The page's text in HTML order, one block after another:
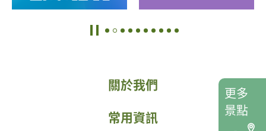
關於我們
常用資訊
更多
景點